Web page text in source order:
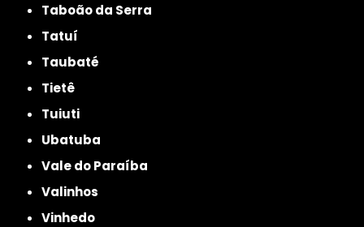
Taboão da Serra
Tatuí
Taubaté
Tietê
Tuiuti
Ubatuba
Vale do Paraíba
Valinhos
Vinhedo